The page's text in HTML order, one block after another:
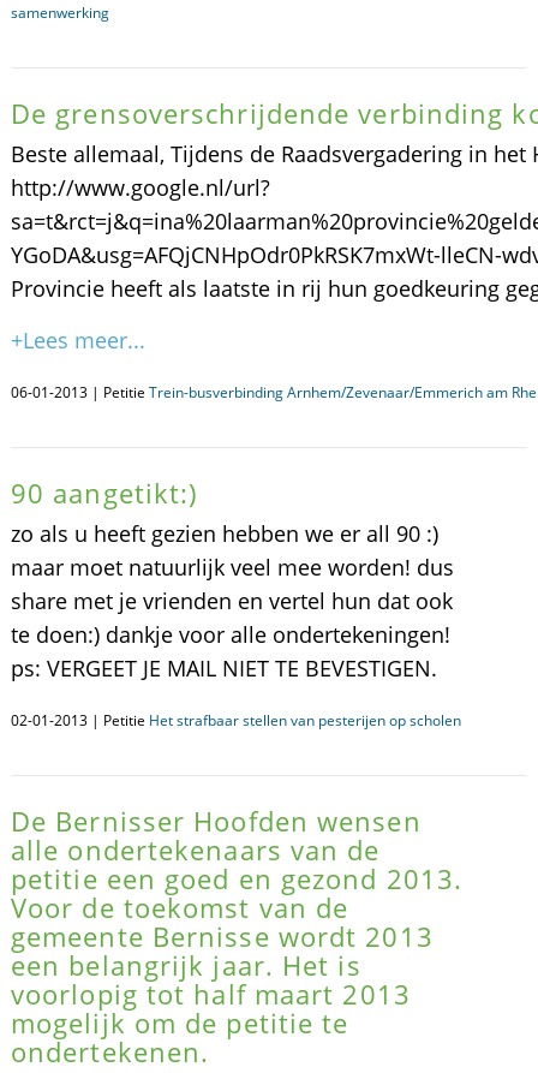
samenwerking
De grensoverschrijdende verbinding
Beste allemaal, Tijdens de Raadsvergadering in
http://www.google.nl/url?
YGoDA&usg=AFQjCNHpOdr0PkRSK7mxWt-
Provincie heeft als laatste in rij hun goedkeuring
+Lees meer...
06-01-2013 | Petitie Trein-busverbinding Arnhem/Zevenaar/Emmerich am
90 aangetikt:)
zo als u heeft gezien hebben we er all 90 :)
maar moet natuurlijk veel mee worden! dus
share met je vrienden en vertel hun dat ook
te doen:) dankje voor alle ondertekeningen!
ps: VERGEET JE MAIL NIET TE BEVESTIGEN.
02-01-2013 | Petitie Het strafbaar stellen van pesterijen op scholen
De Bernisser Hoofden wensen
alle ondertekenaars van de
petitie een goed en gezond 2013.
Voor de toekomst van de
gemeente Bernisse wordt 2013
een belangrijk jaar. Het is
voorlopig tot half maart 2013
mogelijk om de petitie te
ondertekenen.